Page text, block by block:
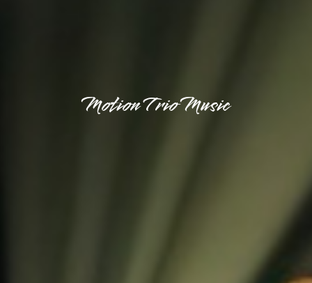
Motion Trio Music